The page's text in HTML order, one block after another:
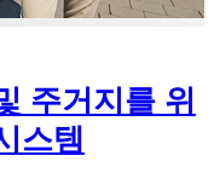
주거지를 위
스템